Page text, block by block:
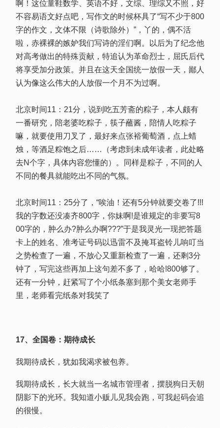
啊！这位童鞋数学、英语不好，文综、理综又不照，好
不容易语文好点吧，写作文的时候杯具了“写不少于800
字的作文，文体不限（诗歌除外）”，丫的，偶不活
啦，赤裸裸的嫉妒我们写诗的淫们啊。以后为了纪念他
对高考做出的特殊贡献，特追认为革命烈士，屈氏后代
将享受加分政策。并且在这天全国统一放假一天，鄙人
认为像这么伟大的人放假一个月不为过啊。
北京时间11：21分，说到吃五芳斋的粽子，本人颇有
一番研究，陪老婆吃粽子，筷子蘸酱，陪情人吃粽子
嘛，就要使用刀叉了，最好来点张裕葡萄酒，点上蜡
烛，等酒足粽饱之后……（考虑到未成年读者，此处略
去N个字，具体内容您懂的）。同样是粽子，不同的人
不同的餐具就能吃出不同的气氛。
北京时间11：25分了，“唉油！还有5分钟就要交卷了!!!
我的字数还没凑齐800字，你妹啊!是谁规定的非要写8
00字的，肿么办?肿么办啊???”于是我灵光一现把答题
卡上的姓名、准考证号码以迅雷不及掩耳盗铃儿响叮当
之势检查了一遍，不放心又重新检查了一遍，还剩3分
钟了，写完这些再加上这句差不多了，哈哈!800够了。
还有一分钟，赶紧写了个小纸条塞到那个美女老师手
里，老师看完纸条对我笑了
17、全国卷：期待成长
我期待成长，犹如我渴求被包养。
我期待成长，长大就当一名城市管理者，摆脱狗日天朝
阴影下的光环。我知道小贩儿见我会跑，可我起码会追
的很慢。